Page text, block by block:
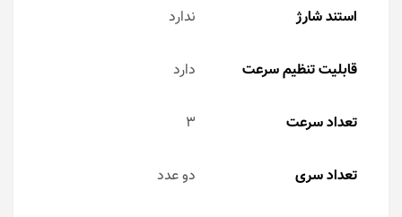
استند شارژ ندارد
قابلیت تنظیم سرعت دارد
تعداد سرعت 3
تعداد سری دو عدد